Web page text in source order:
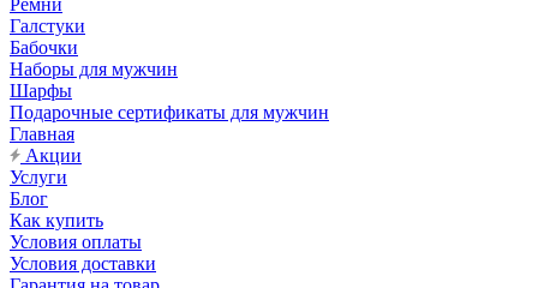
Ремни
Галстуки
Бабочки
Наборы для мужчин
Шарфы
Подарочные сертификаты для мужчин
Главная
Акции
Услуги
Блог
Как купить
Условия оплаты
Условия доставки